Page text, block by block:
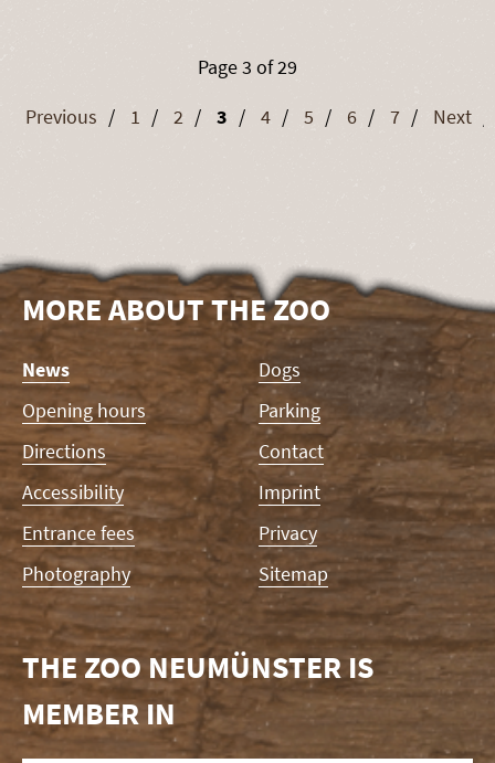
Page 3 of 29
Previous
1 2 3 4 5 6 7 Next
MORE ABOUT THE ZOO
Skip
navigation
News
Opening hours
Directions
Accessibility
Entrance fees
Photography
Dogs
Parking
Contact
Imprint
Privacy
Sitemap
THE ZOO NEUMÜNSTER IS
MEMBER IN